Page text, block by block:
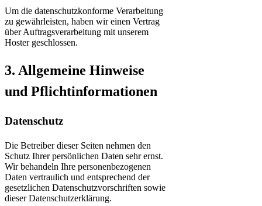
Um die datenschutzkonforme Verarbeitung
zu gewährleisten, haben wir einen Vertrag
über Auftragsverarbeitung mit unserem
Hoster geschlossen.
3. Allgemeine Hinweise
und Pflicht­informationen
Datenschutz
Die Betreiber dieser Seiten nehmen den
Schutz Ihrer persönlichen Daten sehr ernst.
Wir behandeln Ihre personenbezogenen
Daten vertraulich und entsprechend der
gesetzlichen Datenschutzvorschriften sowie
dieser Datenschutzerklärung.